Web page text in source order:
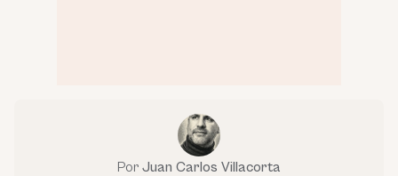
Por Juan Carlos Villacorta